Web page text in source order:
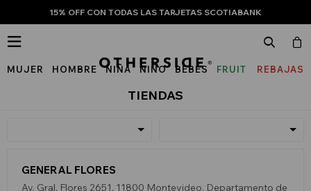
15% OFF CON TODAS LAS TARJETAS SCOTIABANK
MUJER HOMBRE NIÑA NIÑO BEBÉS
FRUIT
REBAJAS

TIENDAS
GENERAL FLORES
Av. Gral. Flores 2651, 11800 Montevideo, Departamento de